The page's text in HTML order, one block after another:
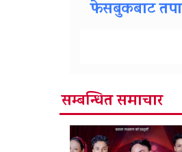
फेसबुकबाट
सम्बन्धित समाचार